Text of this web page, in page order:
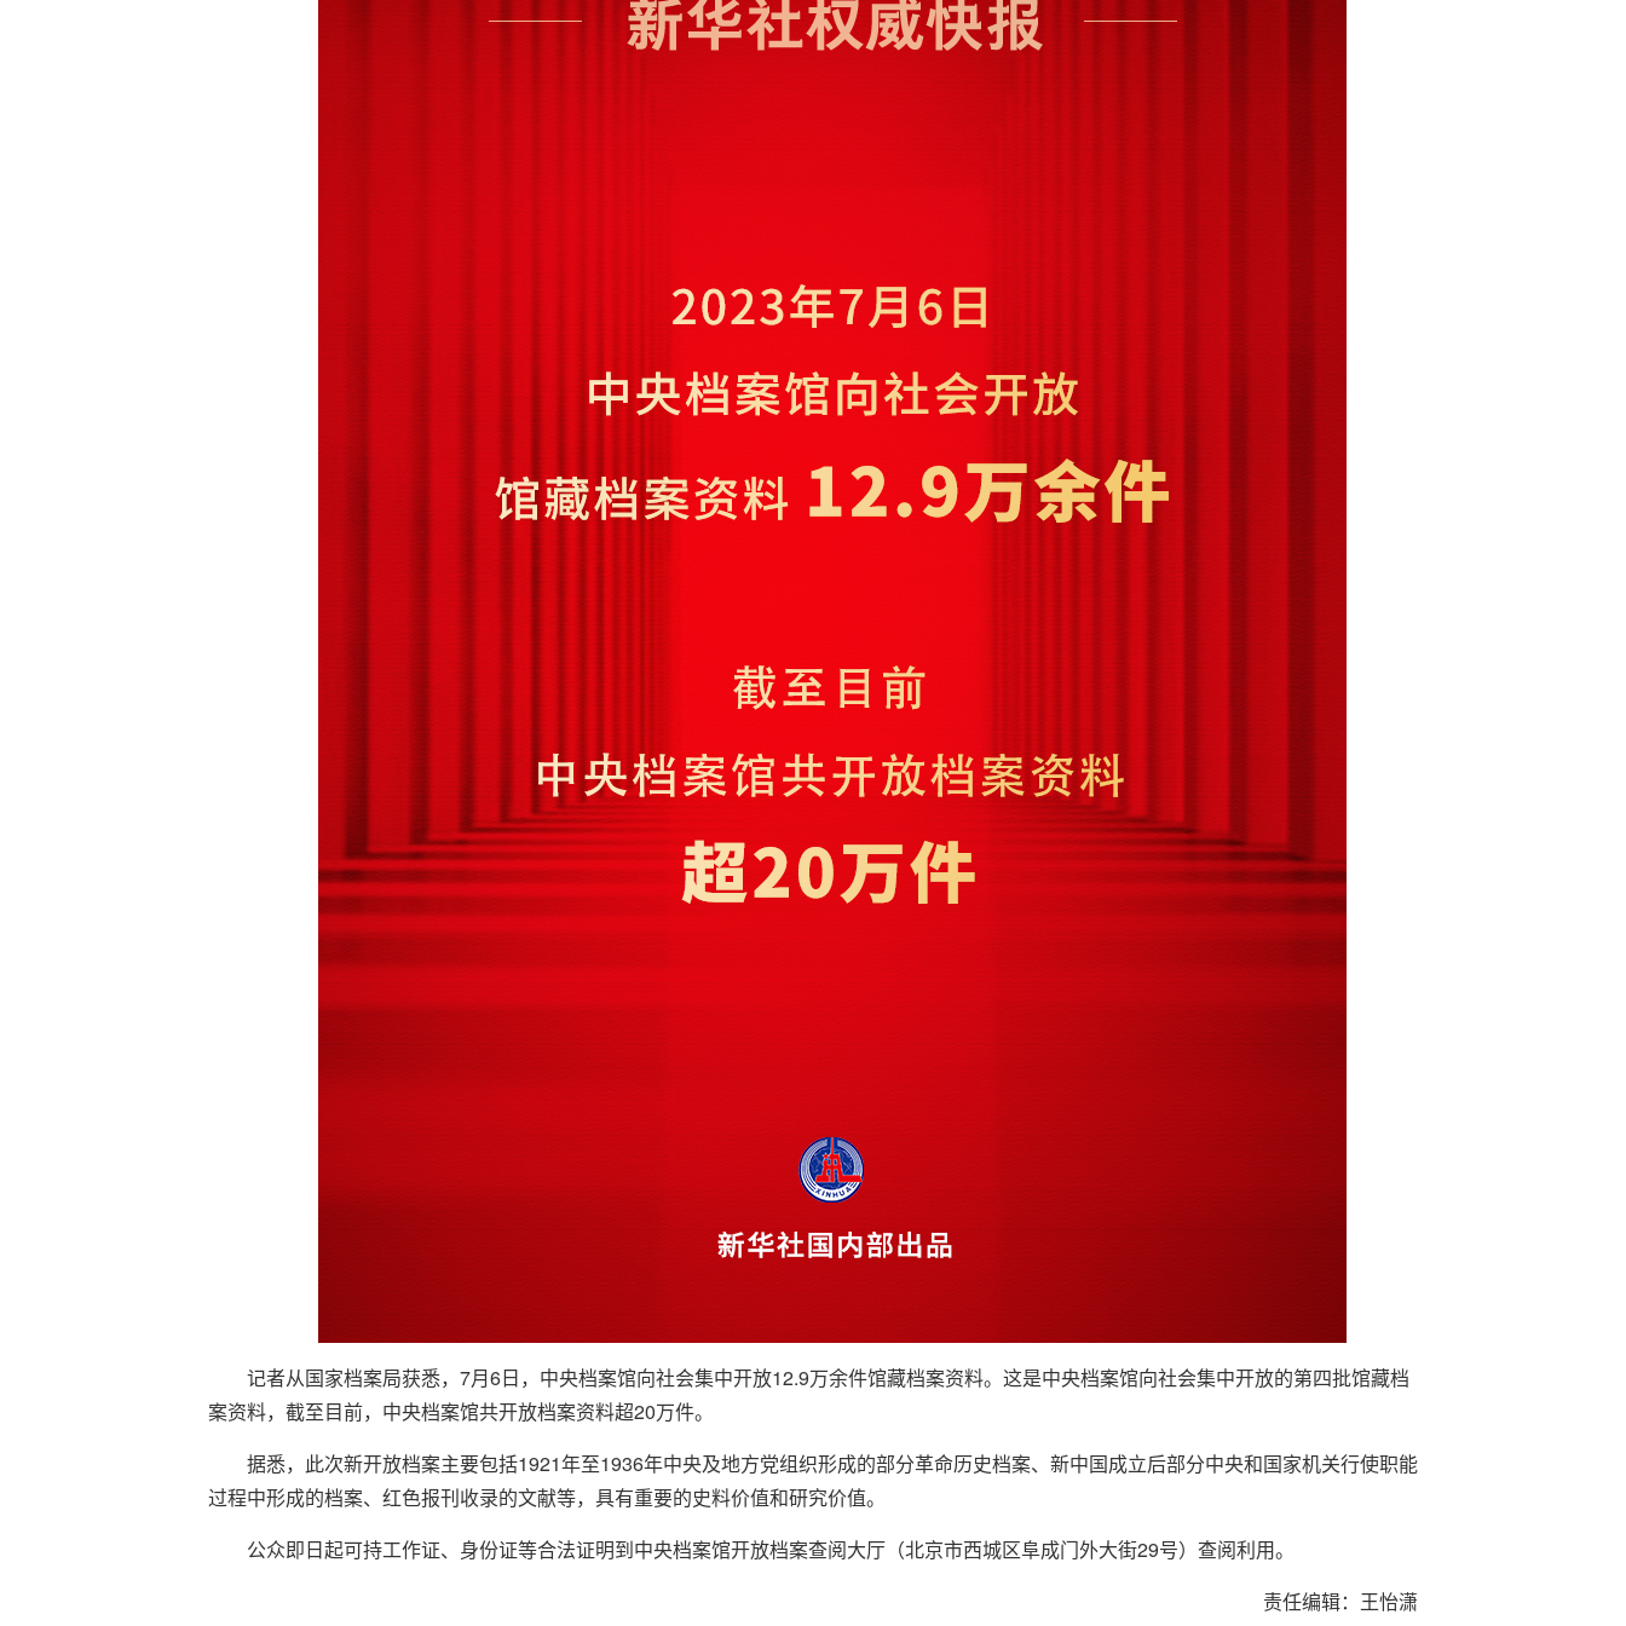
记者从国家档案局获悉，7月6日，中央档案馆向社会集中开放12.9万余件馆藏档案资料。这是中央档案馆向社会集中开放的第四批馆藏档
案资料，截至目前，中央档案馆共开放档案资料超20万件。
据悉，此次新开放档案主要包括1921年至1936年中央及地方党组织形成的部分革命历史档案、新中国成立后部分中央和国家机关行使职能
过程中形成的档案、红色报刊收录的文献等，具有重要的史料价值和研究价值。
公众即日起可持工作证、身份证等合法证明到中央档案馆开放档案查阅大厅（北京市西城区阜成门外大街29号）查阅利用。
责任编辑：王怡潇